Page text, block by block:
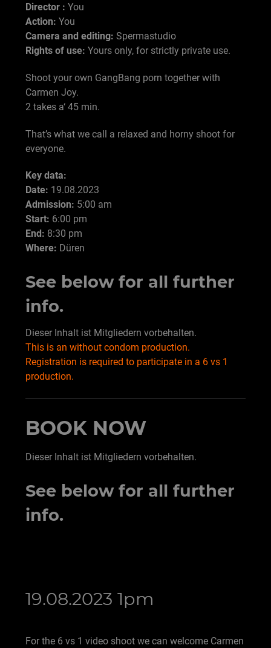
Director : You
Action: You
Camera and editing: Spermastudio
Rights of use: Yours only, for strictly private use.
Shoot your own GangBang porn together with
Carmen Joy.
2 takes a‘ 45 min.
That’s what we call a relaxed and horny shoot for
everyone.
Key data:
Date: 19.08.2023
Admission: 5:00 am
Start: 6:00 pm
End: 8:30 pm
Where: Düren
See below for all further
info.
Dieser Inhalt ist Mitgliedern vorbehalten.
This is an without condom production.
Registration is required to participate in a 6 vs 1
production.
BOOK NOW
Dieser Inhalt ist Mitgliedern vorbehalten.
See below for all further
info.
19.08.2023 1pm
For the 6 vs 1 video shoot we can welcome Carmen